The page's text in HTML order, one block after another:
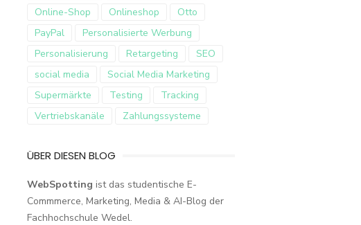
Online-Shop
Onlineshop
Otto
PayPal
Personalisierte Werbung
Personalisierung
Retargeting
SEO
social media
Social Media Marketing
Supermärkte
Testing
Tracking
Vertriebskanäle
Zahlungssysteme
ÜBER DIESEN BLOG
WebSpotting ist das studentische E-
Commmerce, Marketing, Media & AI-Blog der
Fachhochschule Wedel.